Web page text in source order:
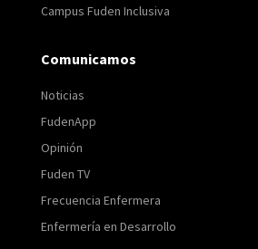
Campus Fuden Inclusiva
Comunicamos
Noticias
FudenApp
Opinión
Fuden TV
Frecuencia Enfermera
Enfermería en Desarrollo